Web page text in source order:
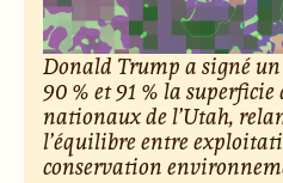
Donald Trump a signé
90 % et 91 % la
nationaux de l’Utah,
l’équilibre entre
conservation